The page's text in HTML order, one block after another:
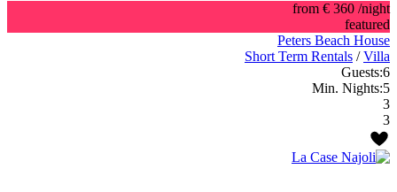
from € 360 /night
featured
Peters Beach House
Short Term Rentals /Villa
Guests:6
Min. Nights:5
3
3